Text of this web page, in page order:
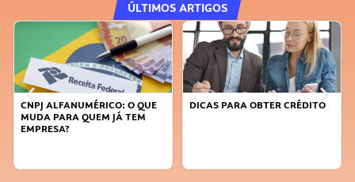
ÚLTIMOS ARTIGOS
CNPJ ALFANUMÉRICO: O QUE
MUDA PARA QUEM JÁ TEM
EMPRESA?
DICAS PARA OBTER CRÉDITO